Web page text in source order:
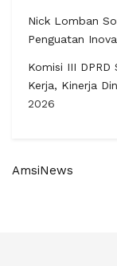
Nick Lomban
Penguatan
Komisi III
Kerja, Kinerja
2026
AmsiNews